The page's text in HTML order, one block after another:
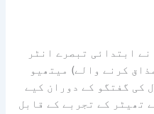
ابتدائی تبصرے انٹر
کرنے والے) میتھیو
کی گفتگو کے دوران کیے
تھیٹر کے تجربے کے قابل